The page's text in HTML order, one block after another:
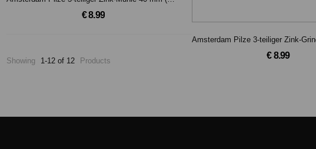
€ 8.99
€ 8.99
Showing 1-12 of 12 Products